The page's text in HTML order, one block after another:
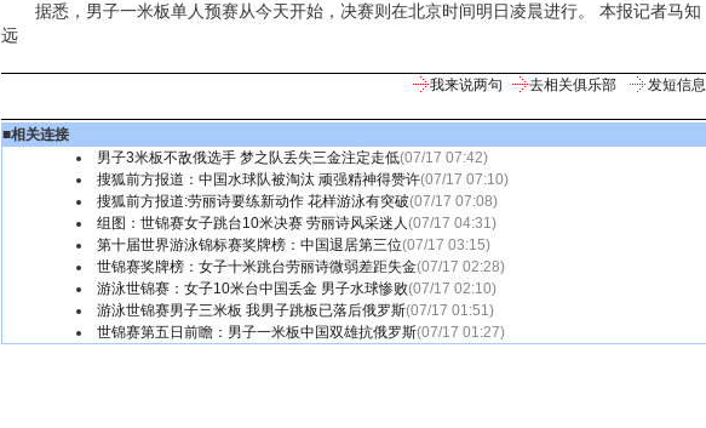
据悉，男子一米板单人预赛从今天开始，决赛则在北京时间明日凌晨进行。 本报记者马知
远
我来说两句 去相关俱乐部 发短信息
■相关连接
男子3米板不敌俄选手 梦之队丢失三金注定走低(07/17 07:42)
搜狐前方报道：中国水球队被淘汰 顽强精神得赞许(07/17 07:10)
搜狐前方报道:劳丽诗要练新动作 花样游泳有突破(07/17 07:08)
组图：世锦赛女子跳台10米决赛 劳丽诗风采迷人(07/17 04:31)
第十届世界游泳锦标赛奖牌榜：中国退居第三位(07/17 03:15)
世锦赛奖牌榜：女子十米跳台劳丽诗微弱差距失金(07/17 02:28)
游泳世锦赛：女子10米台中国丢金 男子水球惨败(07/17 02:10)
游泳世锦赛男子三米板 我男子跳板已落后俄罗斯(07/17 01:51)
世锦赛第五日前瞻：男子一米板中国双雄抗俄罗斯(07/17 01:27)